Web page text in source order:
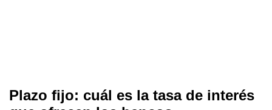
Plazo fijo: cuál es la tasa de interés